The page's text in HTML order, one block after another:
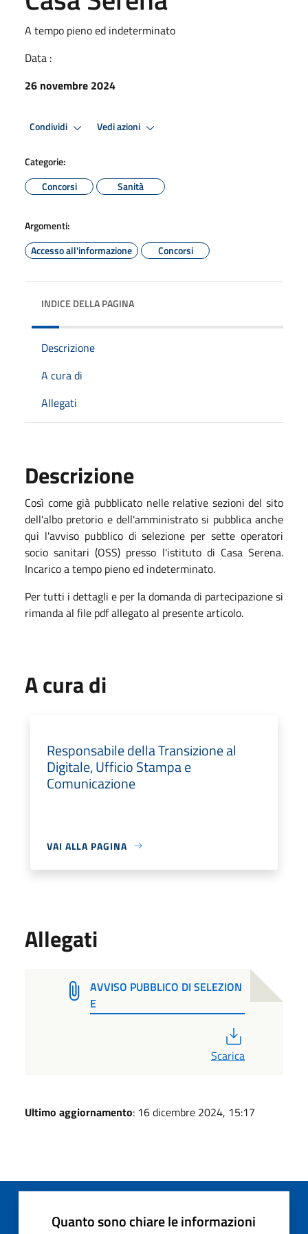
A tempo pieno ed indeterminato
Data :
26 novembre 2024
Condividi Vedi azioni
Categorie:
Concorsi
Sanità
Argomenti:
Accesso all'informazione
Concorsi
INDICE DELLA PAGINA
Descrizione
A cura di
Allegati
Descrizione
Così come già pubblicato nelle relative sezioni del sito
dell'albo pretorio e dell'amministrato si pubblica anche
qui l'avviso pubblico di selezione per sette operatori
socio sanitari (OSS) presso l'istituto di Casa Serena.
Incarico a tempo pieno ed indeterminato.
Per tutti i dettagli e per la domanda di partecipazione si
rimanda al file pdf allegato al presente articolo.
A cura di
Responsabile della Transizione al
Digitale, Ufficio Stampa e
Comunicazione
VAI ALLA PAGINA
Allegati
AVVISO PUBBLICO DI SELEZION
E
Scarica
Ultimo aggiornamento: 16 dicembre 2024, 15:17
Quanto sono chiare le informazioni